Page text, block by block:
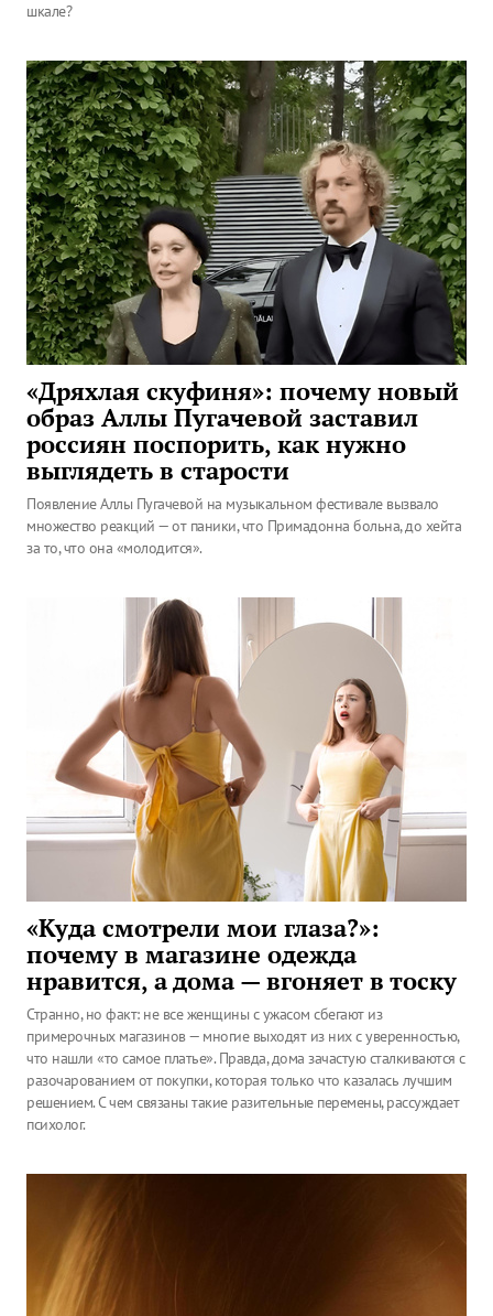
шкале?
«Дряхлая скуфиня»: почему новый
образ Аллы Пугачевой заставил
россиян поспорить, как нужно
выглядеть в старости
Появление Аллы Пугачевой на музыкальном фестивале вызвало
множество реакций — от паники, что Примадонна больна, до хейта
за то, что она «молодится».
«Куда смотрели мои глаза?»:
почему в магазине одежда
нравится, а дома — вгоняет в тоску
Странно, но факт: не все женщины с ужасом сбегают из
примерочных магазинов — многие выходят из них с уверенностью,
что нашли «то самое платье». Правда, дома зачастую сталкиваются с
разочарованием от покупки, которая только что казалась лучшим
решением. С чем связаны такие разительные перемены, рассуждает
психолог.